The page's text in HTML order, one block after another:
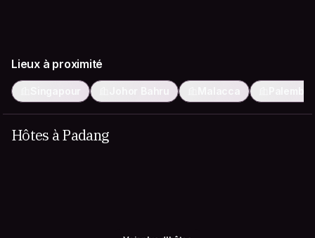
Lieux à proximité
Singapour Johor Bahru Malacca
Hôtes à Padang